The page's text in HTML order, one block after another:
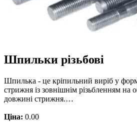
Шпильки різьбові
Шпилька - це кріпильний виріб у
стрижня із зовнішнім різьбленням на
довжині стрижня.…
Ціна: 0.00